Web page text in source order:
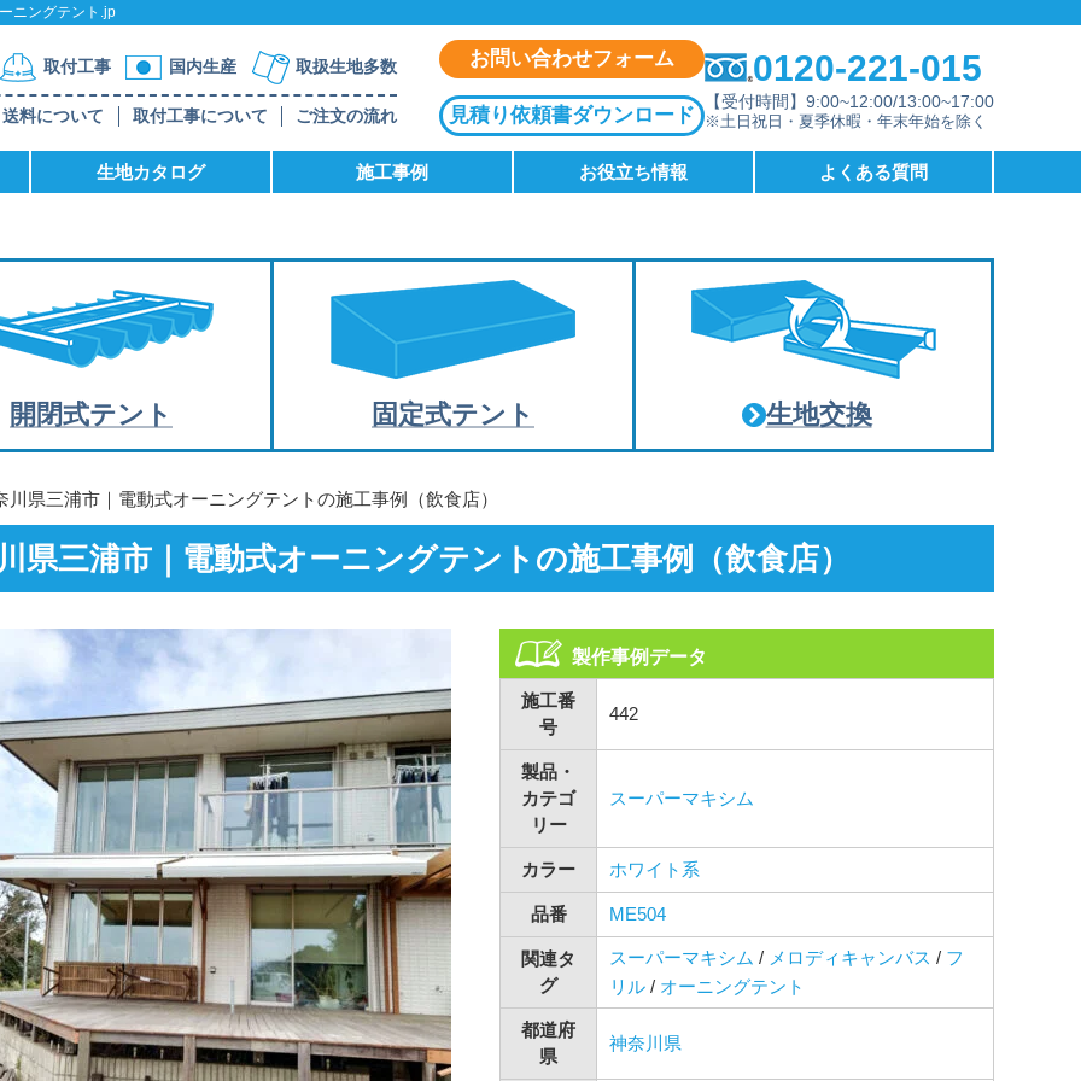
ニングテント.jp
取付工事 国内生産 取扱生地多数
送料について 取付工事について ご注文の流れ
お問い合わせフォーム
見積り依頼書ダウンロード
0120-221-015
【受付時間】9:00~12:00/13:00~17:00
※土日祝日・夏季休暇・年末年始を除く
生地カタログ 施工事例 お役立ち情報 よくある質問
開閉式テント 固定式テント 生地交換
川県三浦市｜電動式オーニングテントの施工事例（飲食店）
県三浦市｜電動式オーニングテントの施工事例（飲食店）
製作事例データ
施工番
号
442
製品・
カテゴ
リー
スーパーマキシム
カラー ホワイト系
品番 ME504
関連タ
グ
スーパーマキシム / メロディキャンバス / フ
リル / オーニングテント
都道府
県
神奈川県